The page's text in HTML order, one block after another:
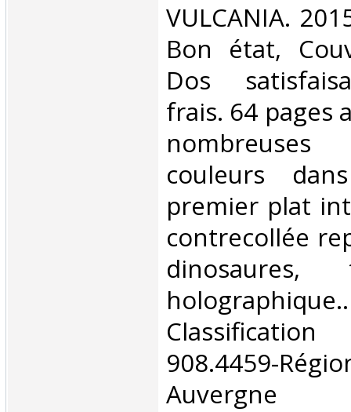
‎VULCANIA.
Bon état,
Dos
frais. 64 pages
couleurs
premier plat
contrecollée
908.4459-
Auvergne‎